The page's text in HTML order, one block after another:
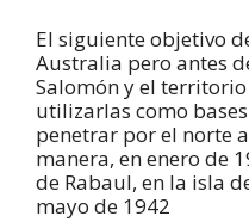
El siguiente objetivo
Australia pero antes
Salomón y el
utilizarlas como
penetrar por el norte
manera, en enero de
de Rabaul, en la isla
mayo de 1942